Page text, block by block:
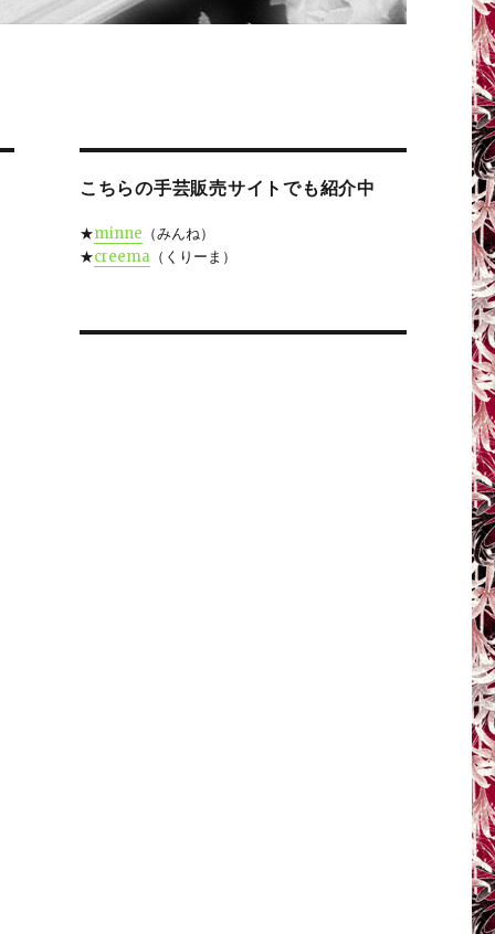
こちらの手芸販売サイトでも紹介中
★minne （みんね）
★creema（くりーま）